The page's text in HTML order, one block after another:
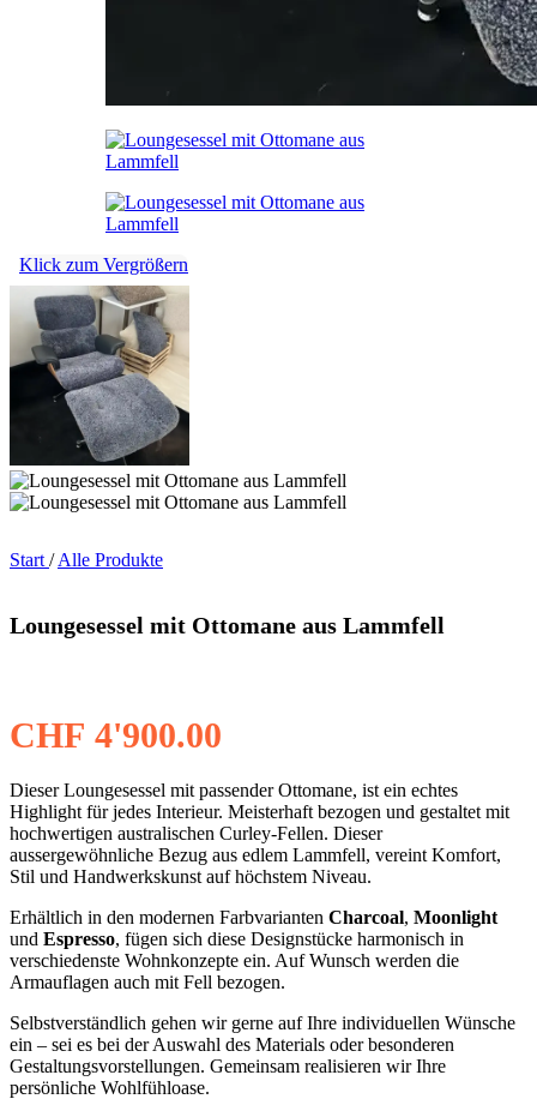
Klick zum Vergrößern
Start / Alle Produkte
Loungesessel mit Ottomane aus Lammfell
CHF 4'900.00
Dieser Loungesessel mit passender Ottomane, ist ein echtes
Highlight für jedes Interieur. Meisterhaft bezogen und gestaltet mit
hochwertigen australischen Curley-Fellen. Dieser
aussergewöhnliche Bezug aus edlem Lammfell, vereint Komfort,
Stil und Handwerkskunst auf höchstem Niveau.
Erhältlich in den modernen Farbvarianten Charcoal, Moonlight
und Espresso, fügen sich diese Designstücke harmonisch in
verschiedenste Wohnkonzepte ein. Auf Wunsch werden die
Armauflagen auch mit Fell bezogen.
Selbstverständlich gehen wir gerne auf Ihre individuellen Wünsche
ein – sei es bei der Auswahl des Materials oder besonderen
Gestaltungsvorstellungen. Gemeinsam realisieren wir Ihre
persönliche Wohlfühloase.